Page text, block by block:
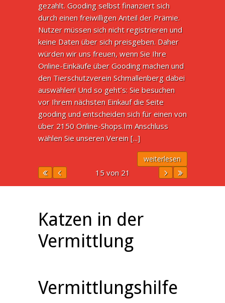
gezahlt. Gooding selbst finanziert sich
durch einen freiwilligen Anteil der Prämie.
Nutzer müssen sich nicht registrieren und
keine Daten über sich preisgeben. Daher
würden wir uns freuen, wenn Sie Ihre
Online-Einkäufe über Gooding machen und
den Tierschutzverein Schmallenberg dabei
auswählen! Und so geht’s: Sie besuchen
vor Ihrem nächsten Einkauf die Seite
gooding und entscheiden sich für einen von
über 2150 Online-Shops.Im Anschluss
wählen Sie unseren Verein [...]
weiterlesen
15 von 21
Katzen in der
Vermittlung
Vermittlungshilfe